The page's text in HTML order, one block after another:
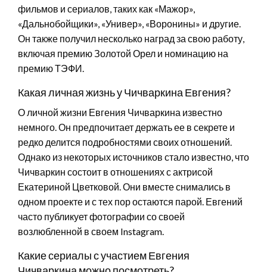
фильмов и сериалов, таких как «Мажор»,
«Дальнобойщики», «Универ», «Воронины» и другие.
Он также получил несколько наград за свою работу,
включая премию Золотой Орел и номинацию на
премию ТЭФИ.
Какая личная жизнь у Чичваркина Евгения?
О личной жизни Евгения Чичваркина известно
немного. Он предпочитает держать ее в секрете и
редко делится подробностями своих отношений.
Однако из некоторых источников стало известно, что
Чичваркин состоит в отношениях с актрисой
Екатериной Цветковой. Они вместе снимались в
одном проекте и с тех пор остаются парой. Евгений
часто публикует фотографии со своей
возлюбленной в своем Instagram.
Какие сериалы с участием Евгения